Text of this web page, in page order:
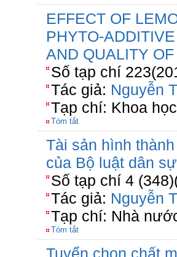
EFFECT OF
PHYTO-
AND QUALITY
Số tạp chí
Tác giả: Nguyễn
Tạp chí: Khoa
Tóm tắt
Tài sản hình
của Bộ luật dân
Số tạp chí 4
Tác giả: Nguyễn
Tạp chí: Nhà
Tóm tắt
Tuyển chọn chất